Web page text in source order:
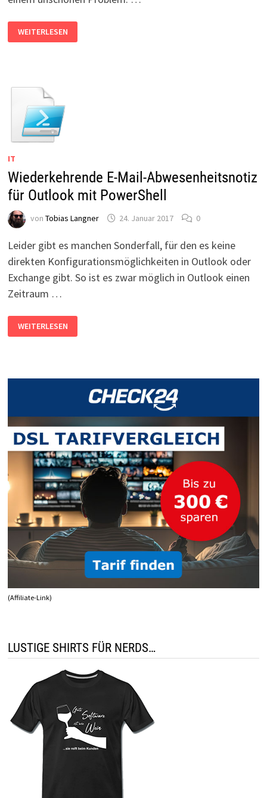
OUTLOOK
2016
UND
KÖNNEN
GESENDET
WERDEN
WEITERLESEN
IT
Wiederkehrende E-Mail-Abwesenheitsnotiz
für Outlook mit PowerShell
von Tobias Langner 24. Januar 2017 0
Leider gibt es manchen Sonderfall, für den es keine
direkten Konfigurationsmöglichkeiten in Outlook oder
Exchange gibt. So ist es zwar möglich in Outlook einen
Zeitraum …
WIEDERKEHRENDE
E-
MAIL-
POWERSHELL
WEITERLESEN
(Affiliate-Link)
LUSTIGE SHIRTS FÜR NERDS…